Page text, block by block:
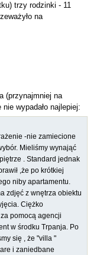
trzy rodzinki - 11
na
(przynajmniej na
wypadało najlepiej:
-nie zamiecione
Mieliśmy wynająć
. Standard jednak
,że po krótkiej
niby apartamentu.
zdjęć z wnętrza obiektu
Ciężko
pomocą agencji
w środku Trpanja. Po
się , że "villa "
i zaniedbane